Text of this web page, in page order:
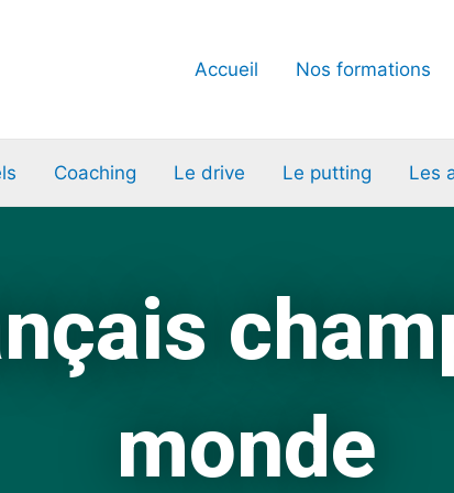
Accueil Nos formations
Coaching Le drive Le putting Les
monde